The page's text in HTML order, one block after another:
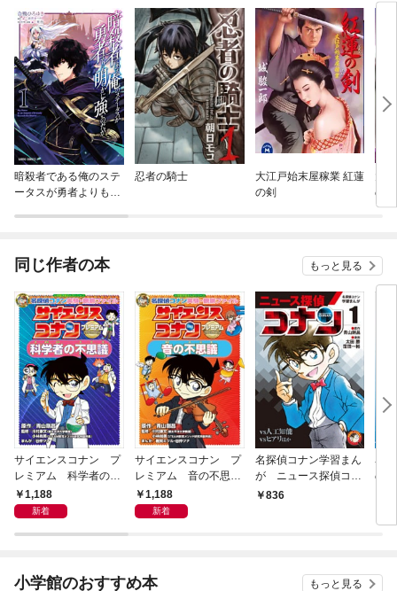
暗殺者である俺のステ
ータスが勇者よりも明
忍者の騎士
大江戸始末屋稼業 紅蓮
の剣
の剣
同じ作者の本 もっと見る
サイエンスコナン プ
レミアム 科学者の不
思議 ～名探偵コナン
実験・観察ファイル～
1,188
新着
サイエンスコナン プ
レミアム 音の不思
議 ～名探偵コナン実
験・観察ファイル～
1,188
新着
名探偵コナン学習まん
が ニュース探偵コナ
ン１～人工知能ｖｓコ
836
名
の
小学館のおすすめ本 もっと見る